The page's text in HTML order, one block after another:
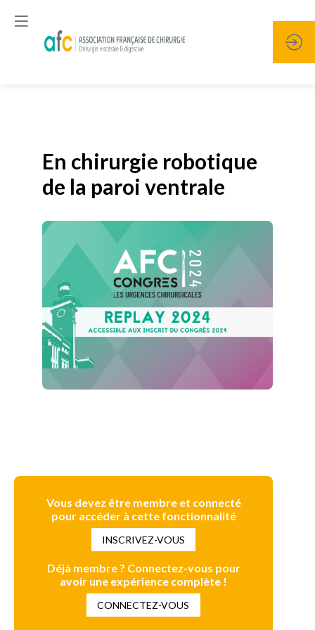
En chirurgie robotique
de la paroi ventrale
Vous devez être membre et connecté
pour accéder à cette fonctionnalité
INSCRIVEZ-VOUS
Déjà membre ? Connectez-vous pour
avoir une expérience complète !
CONNECTEZ-VOUS